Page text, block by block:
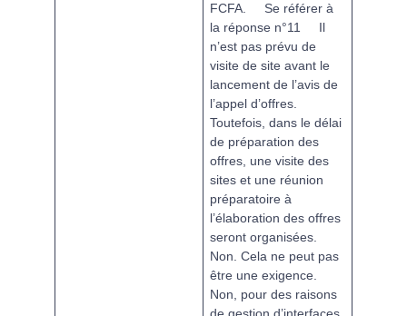
FCFA. Se référer à
la réponse n°11 Il
n’est pas prévu de
visite de site avant le
lancement de l’avis de
l’appel d’offres.
Toutefois, dans le délai
de préparation des
offres, une visite des
sites et une réunion
préparatoire à
l’élaboration des offres
seront organisées.
Non. Cela ne peut pas
être une exigence.
Non, pour des raisons